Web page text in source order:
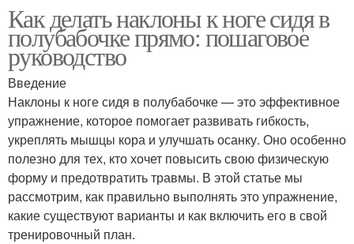
Как делать наклоны к ноге сидя в
полубабочке прямо: пошаговое
руководство
Введение
Наклоны к ноге сидя в полубабочке — это эффективное
упражнение, которое помогает развивать гибкость,
укреплять мышцы кора и улучшать осанку. Оно особенно
полезно для тех, кто хочет повысить свою физическую
форму и предотвратить травмы. В этой статье мы
рассмотрим, как правильно выполнять это упражнение,
какие существуют варианты и как включить его в свой
тренировочный план.